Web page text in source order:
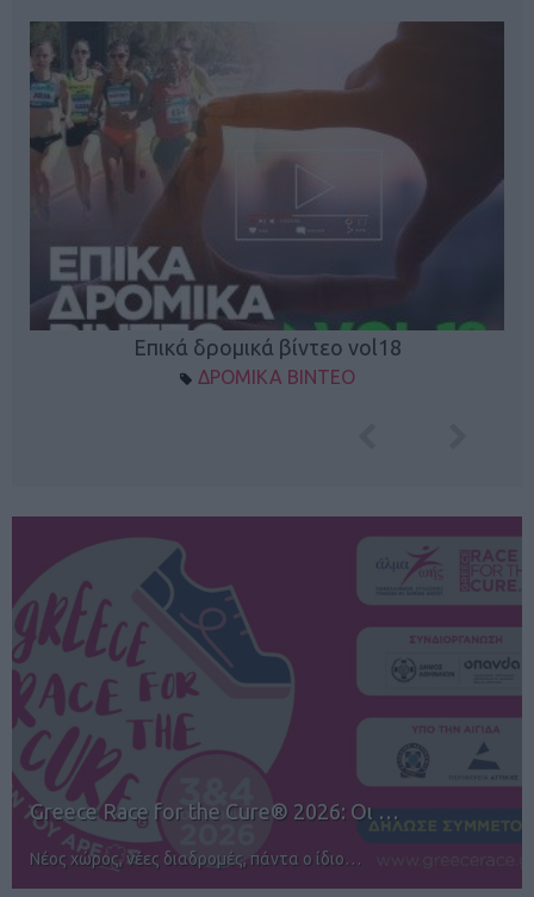
Επικά δρομικά βίντεο vol18
ΔΡΟΜΙΚΑ ΒΙΝΤΕΟ
12ος TUI Rhodes Marathon: Άνοιγμα ε…
Αγώνες για όλους στην Ρόδο